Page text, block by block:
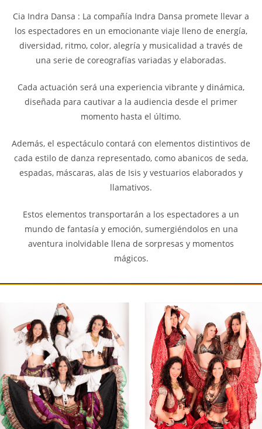
Cia Indra Dansa : La compañía Indra Dansa promete llevar a
los espectadores en un emocionante viaje lleno de energía,
diversidad, ritmo, color, alegría y musicalidad a través de
una serie de coreografías variadas y elaboradas.
Cada actuación será una experiencia vibrante y dinámica,
diseñada para cautivar a la audiencia desde el primer
momento hasta el último.
Además, el espectáculo contará con elementos distintivos de
cada estilo de danza representado, como abanicos de seda,
espadas, máscaras, alas de Isis y vestuarios elaborados y
llamativos.
Estos elementos transportarán a los espectadores a un
mundo de fantasía y emoción, sumergiéndolos en una
aventura inolvidable llena de sorpresas y momentos
mágicos.